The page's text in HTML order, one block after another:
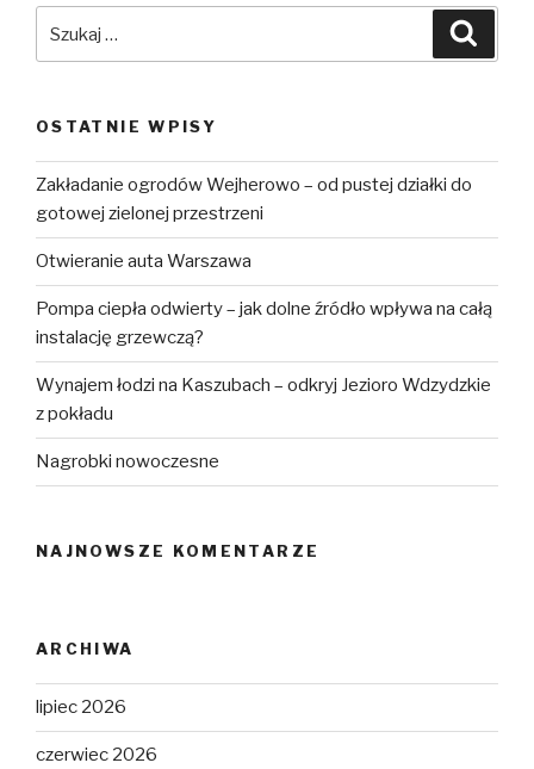
OSTATNIE WPISY
Zakładanie ogrodów Wejherowo – od pustej działki do
gotowej zielonej przestrzeni
Otwieranie auta Warszawa
Pompa ciepła odwierty – jak dolne źródło wpływa na całą
instalację grzewczą?
Wynajem łodzi na Kaszubach – odkryj Jezioro Wdzydzkie
z pokładu
Nagrobki nowoczesne
NAJNOWSZE KOMENTARZE
ARCHIWA
lipiec 2026
czerwiec 2026